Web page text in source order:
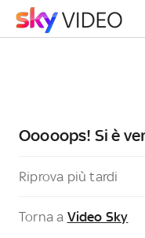
Ooooops! Si è
Riprova più tardi
Torna a Video Sky